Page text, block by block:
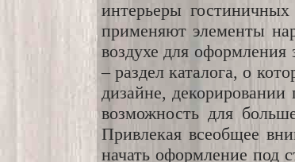
интерьеры
применяют элементы
воздухе для
– раздел каталога, о
дизайне,
возможность для
Привлекая всеобщее
начать оформление под